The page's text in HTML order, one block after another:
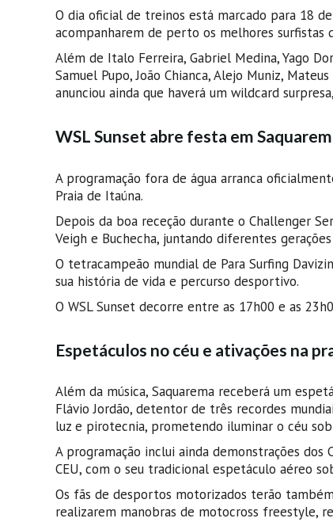
O dia oficial de treinos está marcado para 18
acompanharem de perto os melhores surfistas
Além de Italo Ferreira, Gabriel Medina, Yago
Samuel Pupo, João Chianca, Alejo Muniz,
anunciou ainda que haverá um wildcard
WSL Sunset abre festa em
A programação fora de água arranca
Praia de Itaúna.
Depois da boa receção durante o Challenger
Veigh e Buchecha, juntando diferentes
O tetracampeão mundial de Para Surfing
sua história de vida e percurso desportivo.
O WSL Sunset decorre entre as 17h00 e as
Espetáculos no céu e ativações na
Além da música, Saquarema receberá um
Flávio Jordão, detentor de três recordes
luz e pirotecnia, prometendo iluminar o céu
A programação inclui ainda demonstrações dos
CEU, com o seu tradicional espetáculo aéreo
Os fãs de desportos motorizados terão
realizarem manobras de motocross freestyle,